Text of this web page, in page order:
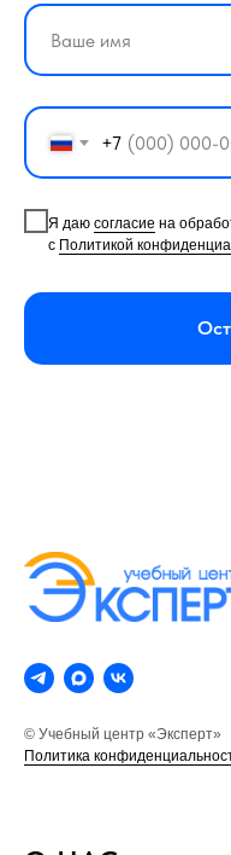
+7
Я даю согласие на
с Политикой
© Учебный центр «Эксперт»
Политика